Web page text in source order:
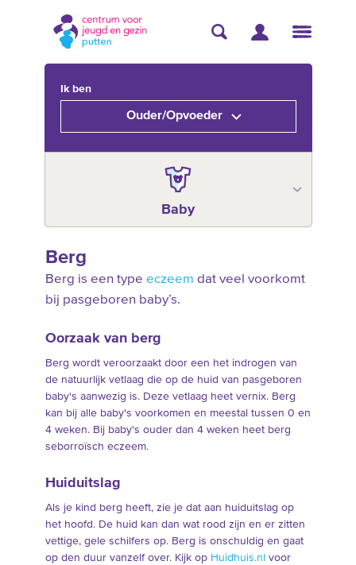
Ik ben
Ouder/Opvoeder
Baby
Berg
Berg is een type eczeem dat veel voorkomt
bij pasgeboren baby’s.
Oorzaak van berg
Berg wordt veroorzaakt door een het indrogen van
de natuurlijk vetlaag die op de huid van pasgeboren
baby's aanwezig is. Deze vetlaag heet vernix. Berg
kan bij alle baby's voorkomen en meestal tussen 0 en
4 weken. Bij baby's ouder dan 4 weken heet berg
seborroïsch eczeem.
Huiduitslag
Als je kind berg heeft, zie je dat aan huiduitslag op
het hoofd. De huid kan dan wat rood zijn en er zitten
vettige, gele schilfers op. Berg is onschuldig en gaat
op den duur vanzelf over. Kijk op Huidhuis.nl voor